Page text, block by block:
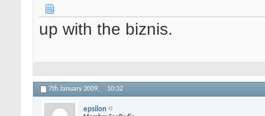
up with the biznis.
7th January 2009, 10:32
epsilon